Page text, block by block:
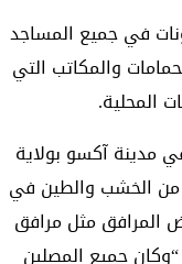
في جميع المساجد
والمكاتب التي
المحلية.
مدينة آكسو بولاية
من الخشب والطين في
المرافق مثل مرافق
“وكان جميع المصلين